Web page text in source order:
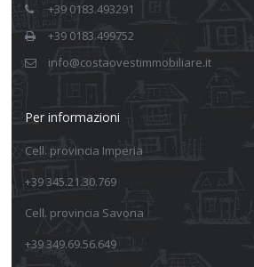
+39 0183.493291
+39 0183.499752
info@costaovestimmobiliare.it
Per informazioni
Cell. provincia Imperia
+39 345.21.30.769
Cell. provincia Savona
+39 349.69.56.649